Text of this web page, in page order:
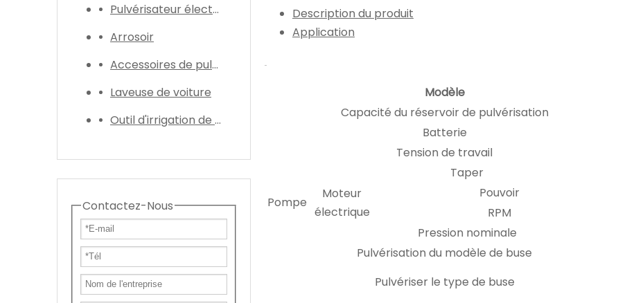
Pulvérisateur électrique
Arrosoir
Accessoires de pulvérisateur
Laveuse de voiture
Outil d'irrigation de jardin
Contactez-Nous
Description du produit
Application
Modèle
Capacité du réservoir de pulvérisation
Batterie
Tension de travail
Pompe
Taper
Moteur
électrique
Pouvoir
RPM
Pression nominale
Pulvérisation du modèle de buse
Pulvériser le type de buse